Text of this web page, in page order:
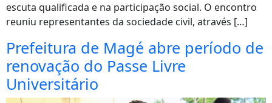
escuta qualificada e na participação social. O encontro
reuniu representantes da sociedade civil, através […]
Prefeitura de Magé abre período de
renovação do Passe Livre
Universitário